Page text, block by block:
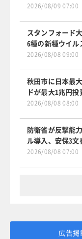
2026/08/09 07:00
スタンフォード
6種の新種ウイル
2026/08/08 09:00
秋田市に日本最
ドが最大1兆円投
2026/08/08 08:00
防衛省が反撃能
ル導入、安保3文
2026/08/08 07:00
広告掲